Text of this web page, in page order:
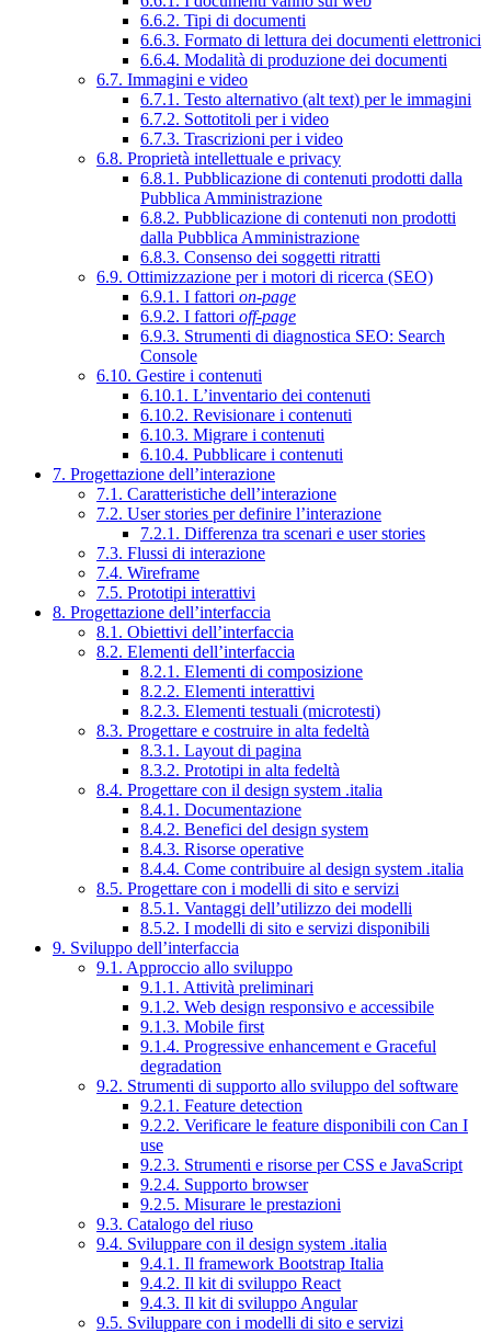
6.6.2. Tipi di documenti
6.6.3. Formato di lettura dei documenti elettronici
6.6.4. Modalità di produzione dei documenti
6.7. Immagini e video
6.7.1. Testo alternativo (alt text) per le immagini
6.7.2. Sottotitoli per i video
6.7.3. Trascrizioni per i video
6.8. Proprietà intellettuale e privacy
6.8.1. Pubblicazione di contenuti prodotti dalla
Pubblica Amministrazione
6.8.2. Pubblicazione di contenuti non prodotti
dalla Pubblica Amministrazione
6.8.3. Consenso dei soggetti ritratti
6.9. Ottimizzazione per i motori di ricerca (SEO)
6.9.1. I fattori on-page
6.9.2. I fattori off-page
6.9.3. Strumenti di diagnostica SEO: Search
Console
6.10. Gestire i contenuti
6.10.1. L’inventario dei contenuti
6.10.2. Revisionare i contenuti
6.10.3. Migrare i contenuti
6.10.4. Pubblicare i contenuti
7. Progettazione dell’interazione
7.1. Caratteristiche dell’interazione
7.2. User stories per definire l’interazione
7.2.1. Differenza tra scenari e user stories
7.3. Flussi di interazione
7.4. Wireframe
7.5. Prototipi interattivi
8. Progettazione dell’interfaccia
8.1. Obiettivi dell’interfaccia
8.2. Elementi dell’interfaccia
8.2.1. Elementi di composizione
8.2.2. Elementi interattivi
8.2.3. Elementi testuali (microtesti)
8.3. Progettare e costruire in alta fedeltà
8.3.1. Layout di pagina
8.3.2. Prototipi in alta fedeltà
8.4. Progettare con il design system .italia
8.4.1. Documentazione
8.4.2. Benefici del design system
8.4.3. Risorse operative
8.4.4. Come contribuire al design system .italia
8.5. Progettare con i modelli di sito e servizi
8.5.1. Vantaggi dell’utilizzo dei modelli
8.5.2. I modelli di sito e servizi disponibili
9. Sviluppo dell’interfaccia
9.1. Approccio allo sviluppo
9.1.1. Attività preliminari
9.1.2. Web design responsivo e accessibile
9.1.3. Mobile first
9.1.4. Progressive enhancement e Graceful
degradation
9.2. Strumenti di supporto allo sviluppo del software
9.2.1. Feature detection
9.2.2. Verificare le feature disponibili con Can I
use
9.2.3. Strumenti e risorse per CSS e JavaScript
9.2.4. Supporto browser
9.2.5. Misurare le prestazioni
9.3. Catalogo del riuso
9.4. Sviluppare con il design system .italia
9.4.1. Il framework Bootstrap Italia
9.4.2. Il kit di sviluppo React
9.4.3. Il kit di sviluppo Angular
9.5. Sviluppare con i modelli di sito e servizi